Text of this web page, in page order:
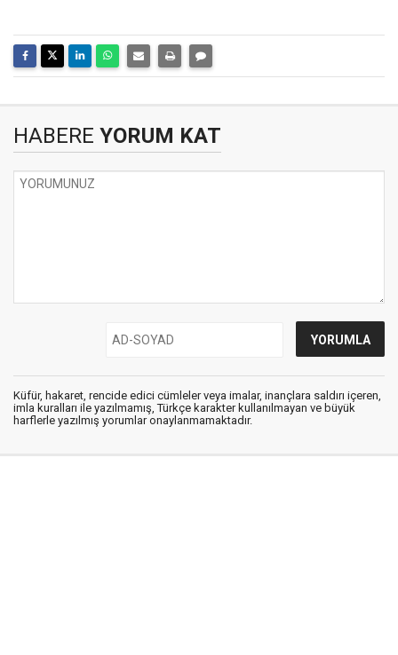
HABERE YORUM KAT
Küfür, hakaret, rencide edici cümleler veya imalar, inançlara saldırı içeren,
imla kuralları ile yazılmamış, Türkçe karakter kullanılmayan ve büyük
harflerle yazılmış yorumlar onaylanmamaktadır.